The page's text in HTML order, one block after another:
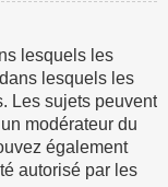
lesquels les
lesquels les
Les sujets peuvent
modérateur du
également
autorisé par les